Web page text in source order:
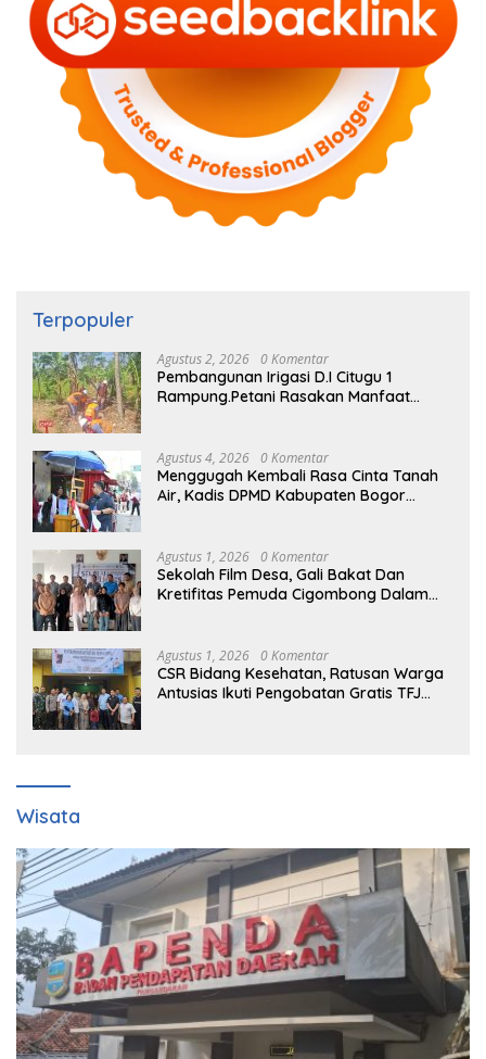
Terpopuler
Agustus 2, 2026 0 Komentar
Pembangunan Irigasi D.I Citugu 1
Rampung.Petani Rasakan Manfaat
Agustus 4, 2026 0 Komentar
Menggugah Kembali Rasa Cinta Tanah
Air, Kadis DPMD Kabupaten Bogor
Masyarakat Dan Pengguna Jalan.
Agustus 1, 2026 0 Komentar
Sekolah Film Desa, Gali Bakat Dan
Kretifitas Pemuda Cigombong Dalam
Agustus 1, 2026 0 Komentar
CSR Bidang Kesehatan, Ratusan Warga
Antusias Ikuti Pengobatan Gratis TFJ
Wisata